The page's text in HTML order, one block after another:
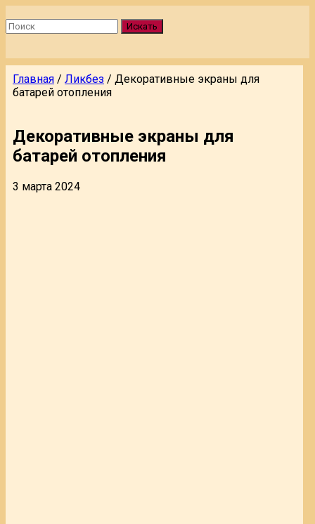
Искать
Главная / Ликбез / Декоративные экраны для
батарей отопления
Декоративные экраны для
батарей отопления
3 марта 2024